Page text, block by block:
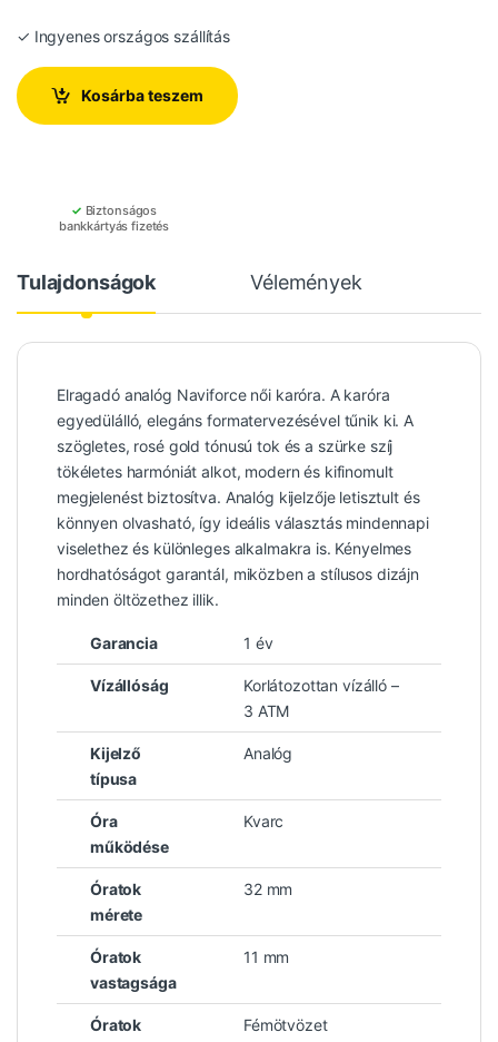
✓ Ingyenes országos szállítás
Kosárba teszem
✓ Biztonságos
bankkártyás fizetés
Tulajdonságok Vélemények
Elragadó analóg Naviforce női karóra. A karóra
egyedülálló, elegáns formatervezésével tűnik ki. A
szögletes, rosé gold tónusú tok és a szürke szíj
tökéletes harmóniát alkot, modern és kifinomult
megjelenést biztosítva. Analóg kijelzője letisztult és
könnyen olvasható, így ideális választás mindennapi
viselethez és különleges alkalmakra is. Kényelmes
hordhatóságot garantál, miközben a stílusos dizájn
minden öltözethez illik.
Garancia 1 év
Vízállóság
Korlátozottan vízálló –
3 ATM
Kijelző
típusa
Analóg
Óra
működése
Kvarc
Óratok
mérete
32 mm
Óratok
vastagsága
11 mm
Óratok
Fémötvözet